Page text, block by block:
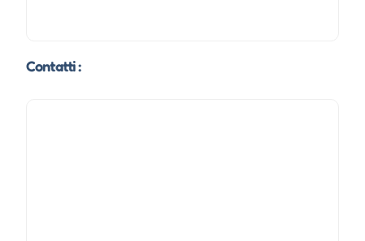
Contatti :